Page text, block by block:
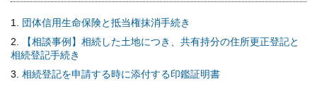
団体信用生命保険と抵当権抹消手続き
【相談事例】相続した土地につき、共有持分の住所更正登記と
相続登記手続き
相続登記を申請する時に添付する印鑑証明書